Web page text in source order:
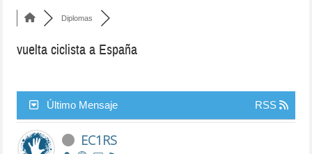
Diplomas
vuelta ciclista a España
Último Mensaje RSS
EC1RS